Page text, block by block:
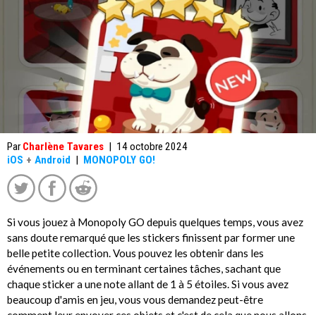
Par Charlène Tavares | 14 octobre 2024
iOS + Android | MONOPOLY GO!
Si vous jouez à Monopoly GO depuis quelques temps, vous avez
sans doute remarqué que les stickers finissent par former une
belle petite collection. Vous pouvez les obtenir dans les
événements ou en terminant certaines tâches, sachant que
chaque sticker a une note allant de 1 à 5 étoiles. Si vous avez
beaucoup d'amis en jeu, vous vous demandez peut-être